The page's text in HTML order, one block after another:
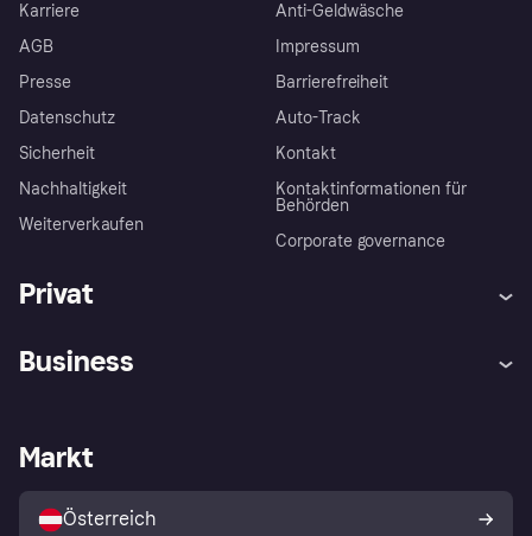
Karriere
AGB
Presse
Datenschutz
Sicherheit
Nachhaltigkeit
Weiterverkaufen
Anti-Geldwäsche
Impressum
Barrierefreiheit
Auto-Track
Kontakt
Kontaktinformationen für
Behörden
Corporate governance
Privat
Shops entdecken
Business
Händlerportal
Markt
Österreich